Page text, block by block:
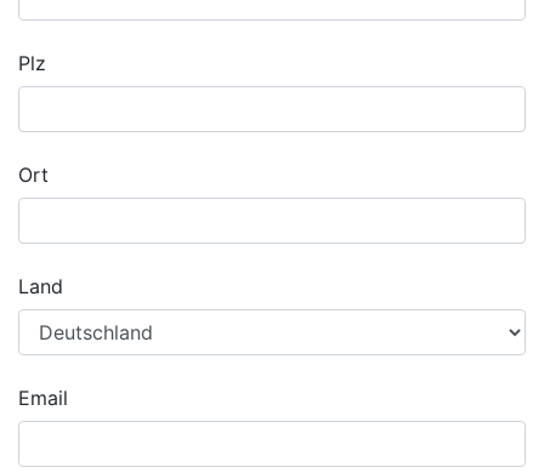
Plz
Ort
Land
Email